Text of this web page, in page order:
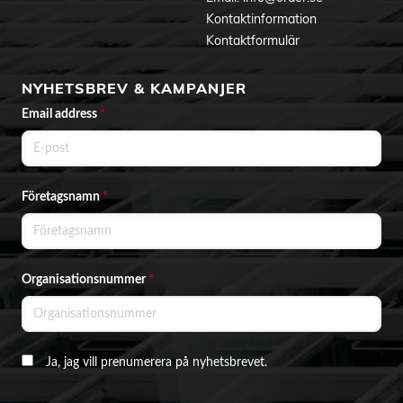
Kontaktinformation
Kontaktformulär
NYHETSBREV & KAMPANJER
Email address *
Företagsnamn*
Organisationsnummer *
Ja, jag vill prenumerera på nyhetsbrevet.